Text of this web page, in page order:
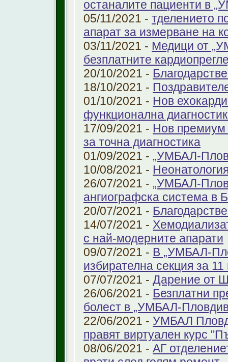
останалите пациенти в
05/11/2021 - тделението
апарат за измерване на
03/11/2021 - Медици от
безплатните
20/10/2021 -
18/10/2021 -
01/10/2021 - Нов
функционална
17/09/2021 - Нов премиум
за точна диагностика
01/09/2021 - „УМБАЛ-
10/08/2021 -
26/07/2021 - „УМБАЛ-
ангиографска система в
20/07/2021 -
14/07/2021 -
с най-модерните апарати
09/07/2021 - В „УМБАЛ-
избирателна секция за 11
07/07/2021 - Дарение от
26/06/2021 - Безплатни
болест в „УМБАЛ-
22/06/2021 - УМБАЛ
правят виртуален курс
08/06/2021 - АГ